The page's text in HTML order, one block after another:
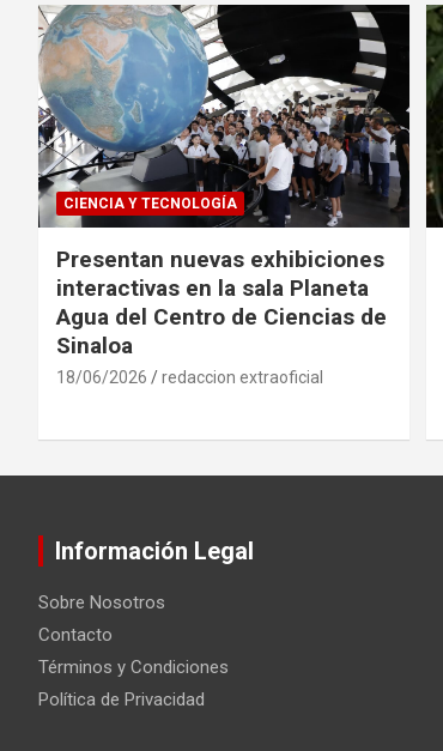
CIENCIA Y TECNOLOGÍA
Presentan nuevas exhibiciones
interactivas en la sala Planeta
Agua del Centro de Ciencias de
Sinaloa
18/06/2026 redaccion extraoficial
Información Legal
Sobre Nosotros
Contacto
Términos y Condiciones
Política de Privacidad